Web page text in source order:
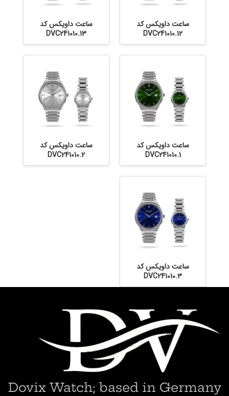
ساعت داویکس کد
DVC241010.12
ساعت داویکس کد
DVC241010.13
ساعت داویکس کد
DVC241010.1
ساعت داویکس کد
DVC241010.2
ساعت داویکس کد
DVC241010.3
Dovix Watch; based in Germany